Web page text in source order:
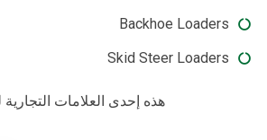
Backhoe Loaders
Skid Steer Loaders
هذه إحدى العلامات التجارية